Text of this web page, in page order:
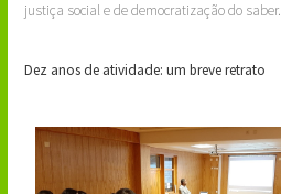
justiça social e de democratização do saber.
Dez anos de atividade: um breve retrato